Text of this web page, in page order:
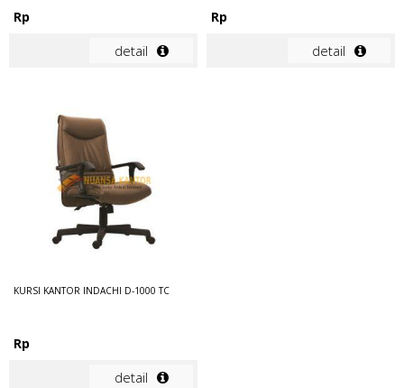
Rp
detail
Rp
detail
KURSI KANTOR INDACHI D-1000 TC
Rp
detail